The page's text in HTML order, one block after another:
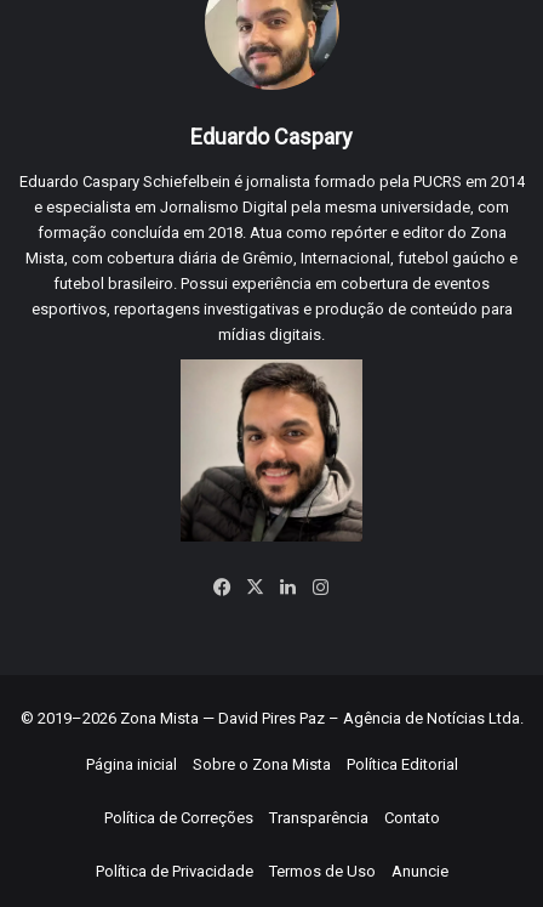
Eduardo Caspary
Eduardo Caspary Schiefelbein é jornalista formado pela PUCRS em 2014
e especialista em Jornalismo Digital pela mesma universidade, com
formação concluída em 2018. Atua como repórter e editor do Zona
Mista, com cobertura diária de Grêmio, Internacional, futebol gaúcho e
futebol brasileiro. Possui experiência em cobertura de eventos
esportivos, reportagens investigativas e produção de conteúdo para
mídias digitais.
Facebook
X LinkedinInstagram
© 2019–2026 Zona Mista — David Pires Paz – Agência de Notícias Ltda.
Página inicial Sobre o Zona Mista Política Editorial
Política de Correções Transparência Contato
Política de Privacidade Termos de Uso Anuncie